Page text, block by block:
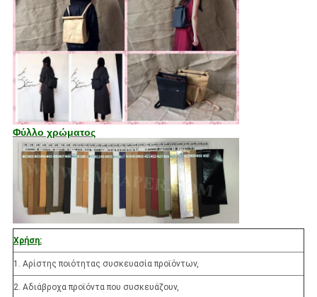
Φύλλο χρώματος
Χρήση:
1. Αρίστης ποιότητας συσκευασία προϊόντων,
2. Αδιάβροχα προϊόντα που συσκευάζουν,